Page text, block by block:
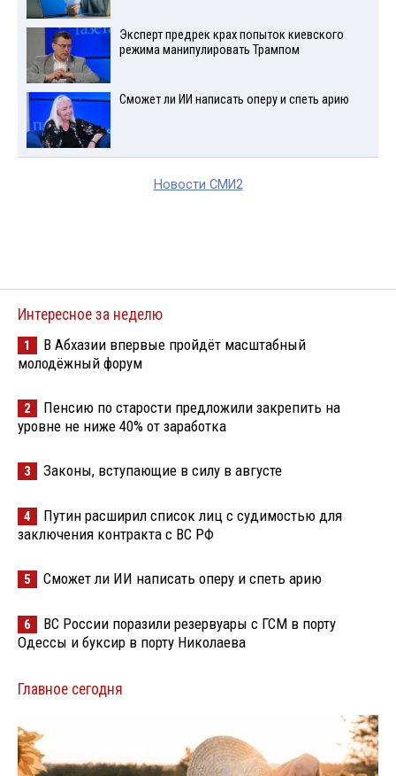
Эксперт предрек крах попыток киевского
режима манипулировать Трампом
Сможет ли ИИ написать оперу и спеть арию
Новости СМИ2
Интересное за неделю
1
В Абхазии впервые пройдёт масштабный
молодёжный форум
2
Пенсию по старости предложили закрепить на
уровне не ниже 40% от заработка
3 Законы, вступающие в силу в августе
4
Путин расширил список лиц с судимостью для
заключения контракта с ВС РФ
5 Сможет ли ИИ написать оперу и спеть арию
6
ВС России поразили резервуары с ГСМ в порту
Одессы и буксир в порту Николаева
Главное сегодня